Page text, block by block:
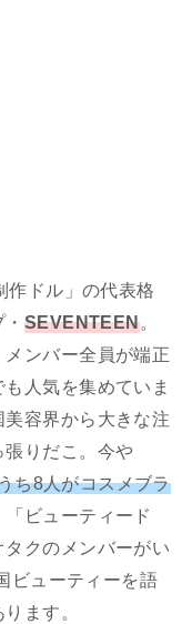
作ドル」の代表格
SEVENTEEN。
ンバー全員が端正
人気を集めていま
容界から大きな注
張りだこ。今や
ち8人がコスメブラ
「ビューティード
クのメンバーがい
ビューティーを語
ます。